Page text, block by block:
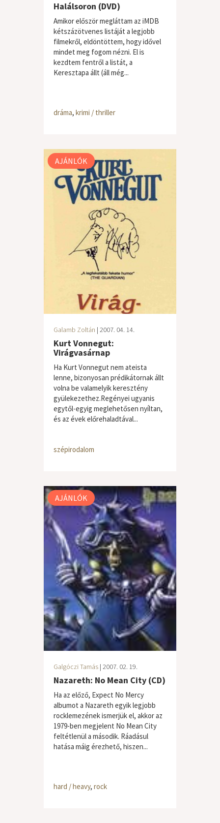
Halálsoron (DVD)
Amikor először megláttam az iMDB
kétszázötvenes listáját a legjobb
filmekről, eldöntöttem, hogy idővel
mindet meg fogom nézni. El is
kezdtem fentről a listát, a
Keresztapa állt (áll még...
dráma, krimi / thriller
AJÁNLÓK
Galamb Zoltán | 2007. 04. 14.
Kurt Vonnegut:
Virágvasárnap
Ha Kurt Vonnegut nem ateista
lenne, bizonyosan prédikátornak állt
volna be valamelyik keresztény
gyülekezethez.Regényei ugyanis
egytől-egyig meglehetősen nyíltan,
és az évek előrehaladtával...
szépirodalom
AJÁNLÓK
Galgóczi Tamás | 2007. 02. 19.
Nazareth: No Mean City (CD)
Ha az előző, Expect No Mercy
albumot a Nazareth egyik legjobb
rocklemezének ismerjük el, akkor az
1979-ben megjelent No Mean City
feltétlenül a második. Ráadásul
hatása máig érezhető, hiszen...
hard / heavy, rock